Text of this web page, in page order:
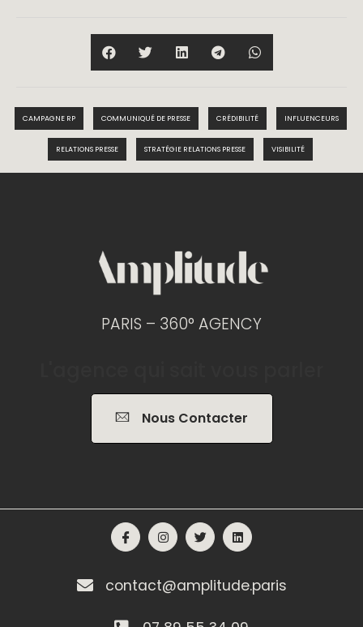
CAMPAGNE RP COMMUNIQUÉ DE PRESSE CRÉDIBILITÉ INFLUENCEURS
RELATIONS PRESSE STRATÉGIE RELATIONS PRESSE VISIBILITÉ
PARIS – 360° AGENCY
Nous Contacter
contact@amplitude.paris